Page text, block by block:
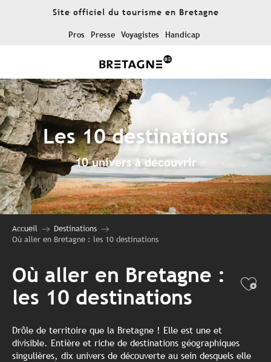
Site officiel du tourisme en Bretagne
Pros Presse Voyagistes Handicap
Les 10 destinations
10 univers à découvrir
Accueil
Destinations
Où aller en Bretagne : les 10 destinations
Où aller en Bretagne :
les 10 destinations
Drôle de territoire que la Bretagne ! Elle est une et
divisible. Entière et riche de destinations géographiques
singulières, dix univers de découverte au sein desquels elle